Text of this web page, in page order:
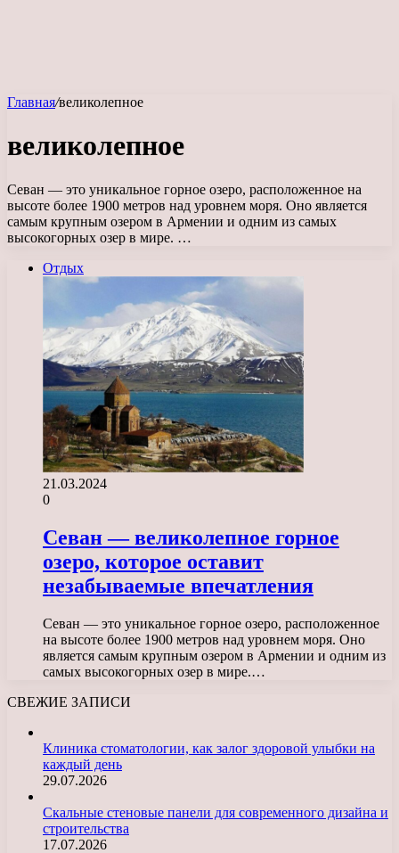
Главная/великолепное
великолепное
Севан — это уникальное горное озеро, расположенное на
высоте более 1900 метров над уровнем моря. Оно является
самым крупным озером в Армении и одним из самых
высокогорных озер в мире. …
Отдых
21.03.2024
0
Севан — великолепное горное
озеро, которое оставит
незабываемые впечатления
Севан — это уникальное горное озеро, расположенное
на высоте более 1900 метров над уровнем моря. Оно
является самым крупным озером в Армении и одним из
самых высокогорных озер в мире.…
СВЕЖИЕ ЗАПИСИ
Клиника стоматологии, как залог здоровой улыбки на
каждый день
29.07.2026
Скальные стеновые панели для современного дизайна и
строительства
17.07.2026